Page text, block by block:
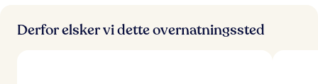
Derfor elsker vi dette overnatningssted